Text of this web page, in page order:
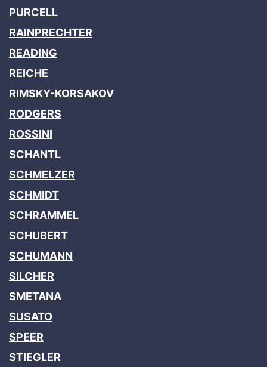
PURCELL
RAINPRECHTER
READING
REICHE
RIMSKY-KORSAKOV
RODGERS
ROSSINI
SCHANTL
SCHMELZER
SCHMIDT
SCHRAMMEL
SCHUBERT
SCHUMANN
SILCHER
SMETANA
SUSATO
SPEER
STIEGLER